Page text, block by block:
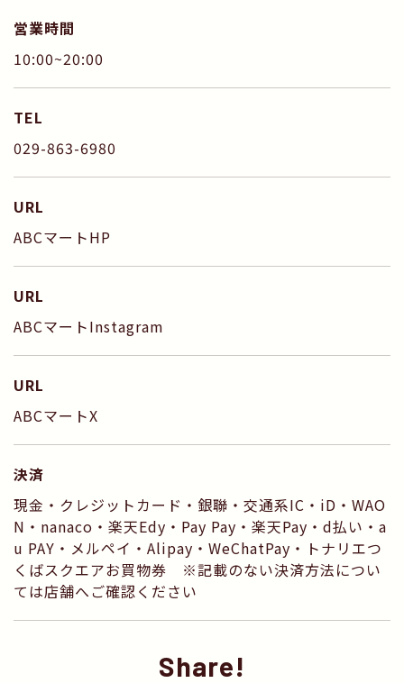
営業時間
10:00~20:00
TEL
029-863-6980
URL
ABCマートHP
URL
ABCマートInstagram
URL
ABCマートX
決済
現金・クレジットカード・銀聯・交通系IC・iD・WAO
N・nanaco・楽天Edy・Pay Pay・楽天Pay・d払い・a
u PAY・メルペイ・Alipay・WeChatPay・トナリエつ
くばスクエアお買物券 ※記載のない決済方法につい
ては店舗へご確認ください
Share!